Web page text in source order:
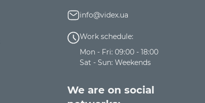
info@videx.ua
Work schedule:
Mon - Fri: 09:00 - 18:00
Sat - Sun: Weekends
We are on social